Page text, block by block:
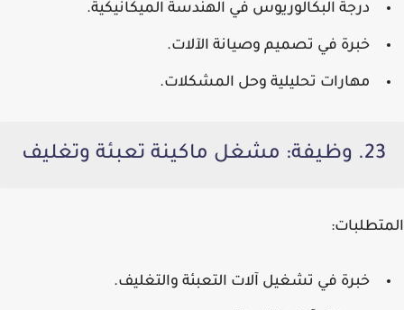
درجة البكالوريوس في الهندسة الميكانيكية.
خبرة في تصميم وصيانة الآلات.
مهارات تحليلية وحل المشكلات.
23. وظيفة: مشغل ماكينة تعبئة وتغليف
المتطلبات:
خبرة في تشغيل آلات التعبئة والتغليف.